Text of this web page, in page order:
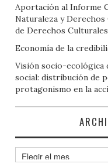
Aportación al Informe
Naturaleza y
de Derechos
Economía de la
Visión socio-ecológica
social: distribución de
protagonismo en la
Archivos